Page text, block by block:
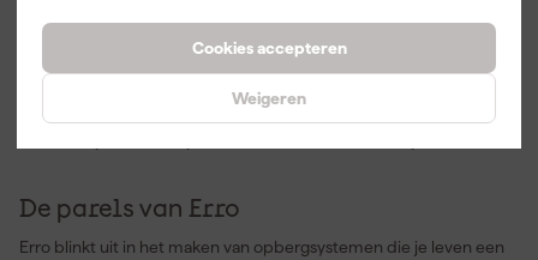
Cookies accepteren
Weigeren
de nok toe vult met al je zware gereedschap. Dit merk combineert
Duitse gründlichkeit met een milieubewuste aanpak, zodat je niet
alleen je spullen, maar ook de planeet netjes houdt.
Betrouwbaarheid? Check. Lange levensduur? Dubbelcheck. Met
De parels van Erro
Erro blinkt uit in het maken van opbergsystemen die je leven een